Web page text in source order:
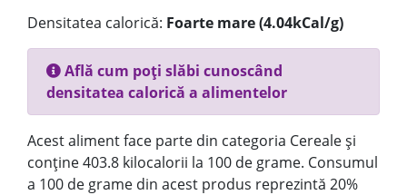
Densitatea calorică: Foarte mare (4.04kCal/g)
Află cum poți slăbi cunoscând
densitatea calorică a alimentelor
Acest aliment face parte din categoria Cereale și
conține 403.8 kilocalorii la 100 de grame. Consumul
a 100 de grame din acest produs reprezintă 20%